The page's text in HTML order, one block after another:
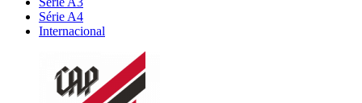
Série A4
Internacional